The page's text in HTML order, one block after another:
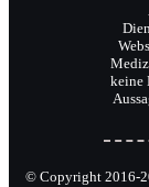
keine
© Copyright 2016-